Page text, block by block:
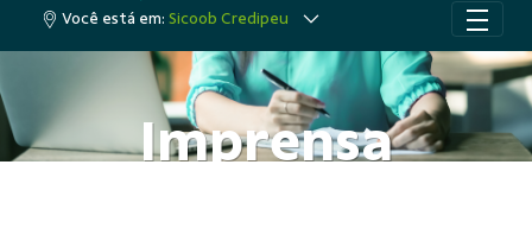
Você está em: Sicoob Credipeu
Imprensa